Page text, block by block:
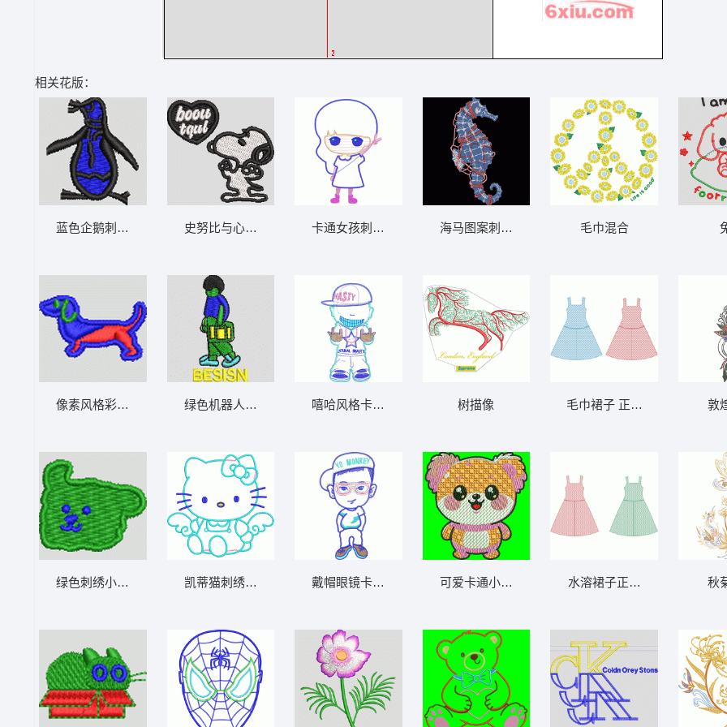
相关花版：
蓝色企鹅刺绣图案 企鹅 帽绣
像素风格彩色小狗图案 小狗 帽绣
绿色刺绣小熊图案 狗头 帽绣
史努比与心形徽章 史路比
绿色机器人卡通形象 小人
凯蒂猫刺绣图案 贴布天使凯蒂猫
卡通女孩刺绣设计图 贴布人物公仔系列
嘻哈风格卡通人物刺绣图案 贴布人物公仔系
戴帽眼镜卡通人物 贴布人物公仔
海马图案刺绣设计 海马
树描像
可爱卡通小熊刺绣图案 图案反复分割
毛巾混合
毛巾裙子 正背面
水溶裙子正背面
敦
秋